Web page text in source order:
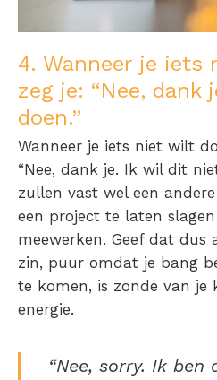
4. Wanneer je iets
zeg je: “Nee,
doen.”
Wanneer je iets niet wilt
“Nee, dank je. Ik wil dit
zullen vast wel een
een project te laten
meewerken. Geef dat dus
zin, puur omdat je bang
te komen, is zonde van je
energie.
“Nee, sorry. Ik ben